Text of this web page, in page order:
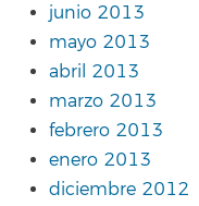
junio 2013
mayo 2013
abril 2013
marzo 2013
febrero 2013
enero 2013
diciembre 2012